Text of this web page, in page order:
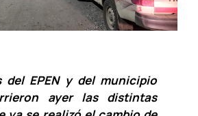
del EPEN y del municipio
ayer las distintas